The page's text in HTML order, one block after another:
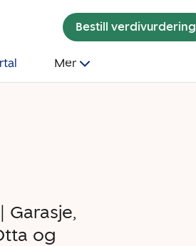
Bestill verdivurdering
Mer
og